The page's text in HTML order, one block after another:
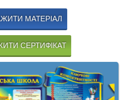
МАТЕРІАЛ
СЕРТИФІКАТ